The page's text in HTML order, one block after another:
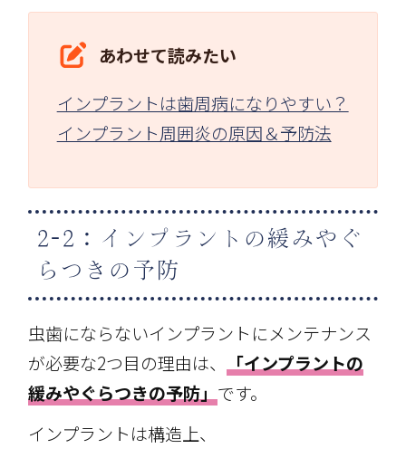
あわせて読みたい
インプラントは歯周病になりやすい？
インプラント周囲炎の原因＆予防法
2-2：インプラントの緩みやぐ
らつきの予防
虫歯にならないインプラントにメンテナンス
が必要な2つ目の理由は、「インプラントの
緩みやぐらつきの予防」です。
インプラントは構造上、